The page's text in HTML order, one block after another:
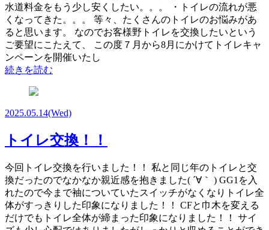
水道料金をもう少し安くしたい。。。 ・トイレの流れが悪
くなってきた。。。 等々、たくさんのトイレのお悩みがあ
ると思います。 なのでお客様野トイレを交換したいという
ご要望にこたえて、 この度７月から8月にかけてトイレキャ
ンペーンを開催いたし
続きを読む
2025.05.14(Wed)
トイレ交換！！
今回トイレ交換を行いました！！ 私と同じ年のトイレと交
換だったのでなかなか親近感を抱きました( ´∀｀ ) GG1を入
れたので今まで袖についていたスイッチがなくなりトイレ全
体がすっきりした印象になりました！！ CFと巾木を変える
だけでもトイレ全体が締まった印象になりました！！ サイ